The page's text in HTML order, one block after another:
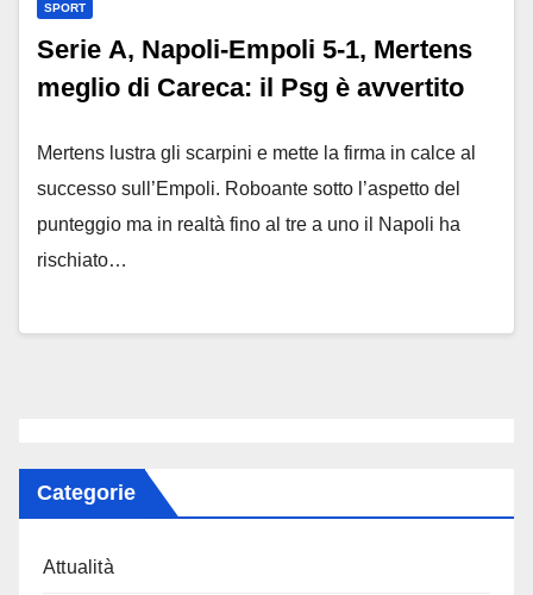
SPORT
Serie A, Napoli-Empoli 5-1, Mertens
meglio di Careca: il Psg è avvertito
Mertens lustra gli scarpini e mette la firma in calce al
successo sull’Empoli. Roboante sotto l’aspetto del
punteggio ma in realtà fino al tre a uno il Napoli ha
rischiato…
Categorie
Attualità